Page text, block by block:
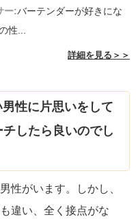
ー:バーテンダーが好きにな
性...
詳細を見る＞＞
性に片思いをして
したら良いのでし
性がいます。しかし、
違い、全く接点がな